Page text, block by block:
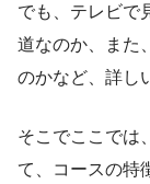
でも、テレビで
道なのか、また
のかなど、詳し
そこでここでは
て、コースの特